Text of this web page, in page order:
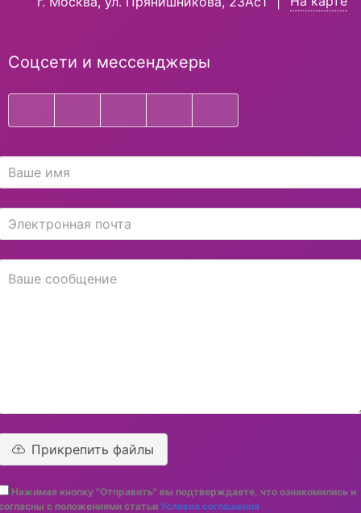
Соцсети и мессенджеры
Прикрепить файлы
Нажимая кнопку "Отправить" вы подтверждаете, что ознакомились и
с положениями статьи Условия соглашения